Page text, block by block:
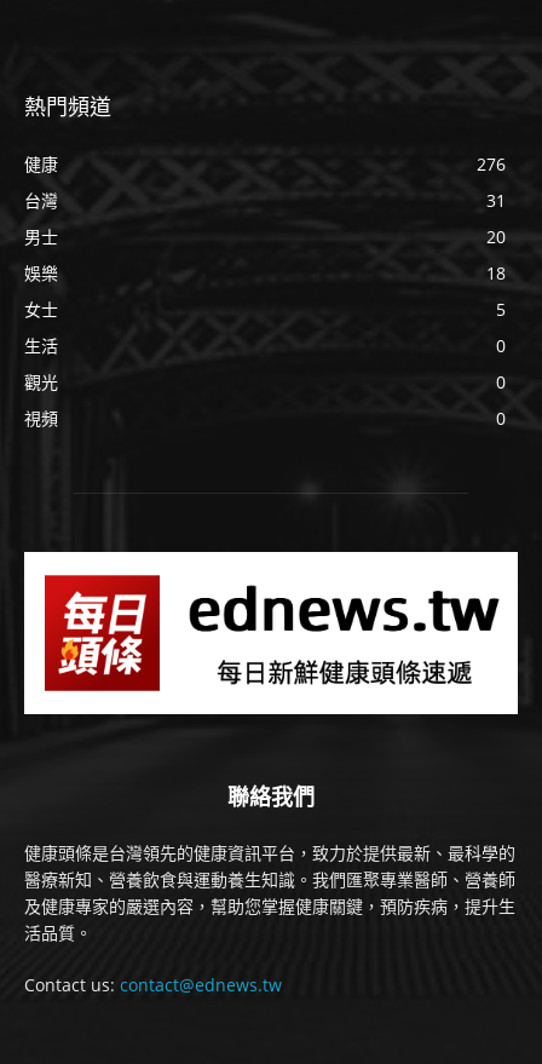
熱門頻道
健康
276
台灣
31
男士
20
娛樂
18
女士
5
生活
0
觀光
0
視頻
0
聯絡我們
健康頭條是台灣領先的健康資訊平台，致力於提供最新、最科學的
醫療新知、營養飲食與運動養生知識。我們匯聚專業醫師、營養師
及健康專家的嚴選內容，幫助您掌握健康關鍵，預防疾病，提升生
活品質。
Contact us: contact@ednews.tw